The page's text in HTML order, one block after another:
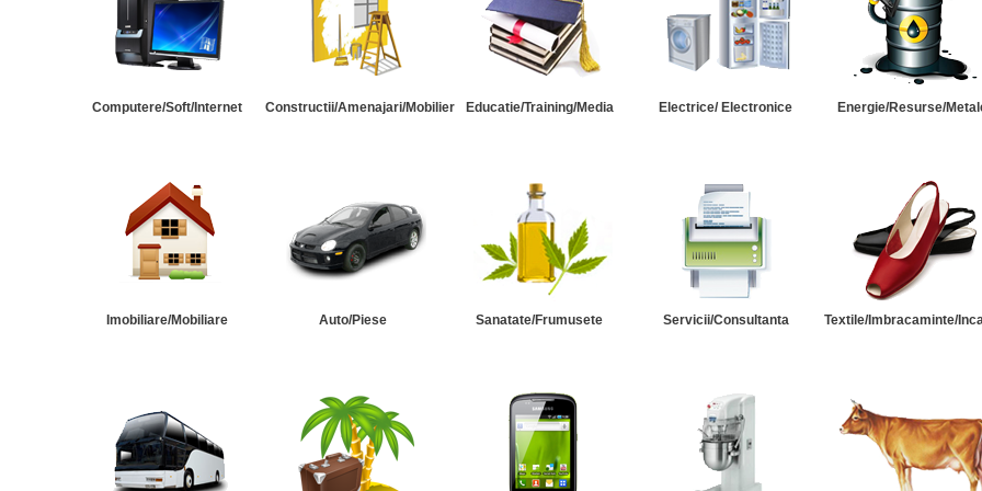
Computere/Soft/Internet Constructii/Amenajari/Mobilier Educatie/Training/Media Electrice/ Electronice Energie/Resurse/
Imobiliare/Mobiliare Auto/Piese Sanatate/Frumusete Servicii/Consultanta Textile/Imbracaminte/